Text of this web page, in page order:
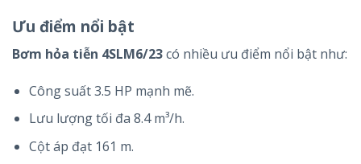
Ưu điểm nổi bật
Bơm hỏa tiễn 4SLM6/23có nhiều ưu điểm nổi bật như:
Công suất 3.5 HP mạnh mẽ.
Lưu lượng tối đa 8.4 m³/h.
Cột áp đạt 161 m.